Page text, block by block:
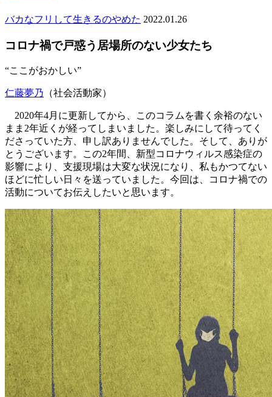
バカなフリして生きるのやめた 2022.01.26
コロナ禍で戸惑う居場所のない少女たち
“ここがおかしい”
仁藤夢乃 （社会活動家）
2020年4月に更新してから、このコラムを書く余裕のない
まま2年近くが経ってしまいました。楽しみにして待ってく
ださっていた方、申し訳ありませんでした。そして、ありが
とうございます。この2年間、新型コロナウィルス感染症の
影響により、支援現場は大変な状況になり、私もかつてない
ほどに忙しい日々を送っていました。今回は、コロナ禍での
活動についてお伝えしたいと思います。